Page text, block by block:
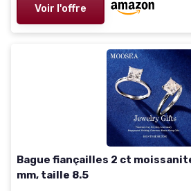
Voir l'offre
Bague fiançailles 2 ct
mm, taille 8.5